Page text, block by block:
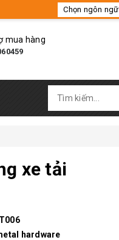
Chọn ngôn ngữ
China
mua hàng
xe tải
hardware